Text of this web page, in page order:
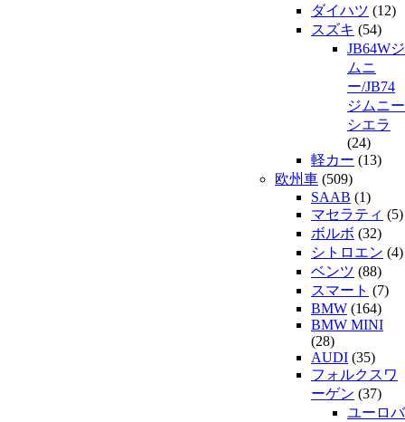
ダイハツ (12)
スズキ (54)
JB64Wジ
ムニ
ー/JB74
ジムニー
シエラ
(24)
軽カー (13)
欧州車 (509)
SAAB (1)
マセラティ (5)
ボルボ (32)
シトロエン (4)
ベンツ (88)
スマート (7)
BMW (164)
BMW MINI
(28)
AUDI (35)
フォルクスワ
ーゲン (37)
ユーロバ